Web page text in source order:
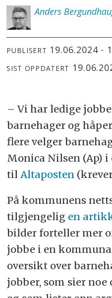
Anders
PUBLISERT 19.06.2024 -
SIST OPPDATERT
– Vi har ledige
barnehager og
flere velger
Monica Nilsen (Ap)
til Altaposten
På kommunens
tilgjengelig en
bilder forteller mer
jobbe i en
oversikt over
jobber, som sier noe